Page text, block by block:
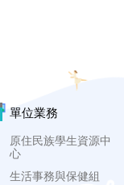
單位業務
原住民族學生資源中
心
生活事務與保健組